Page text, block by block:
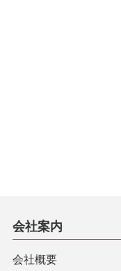
会社案内
会社概要